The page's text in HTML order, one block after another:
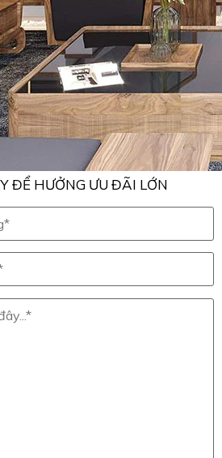
ĐỂ HƯỞNG ƯU ĐÃI LỚN